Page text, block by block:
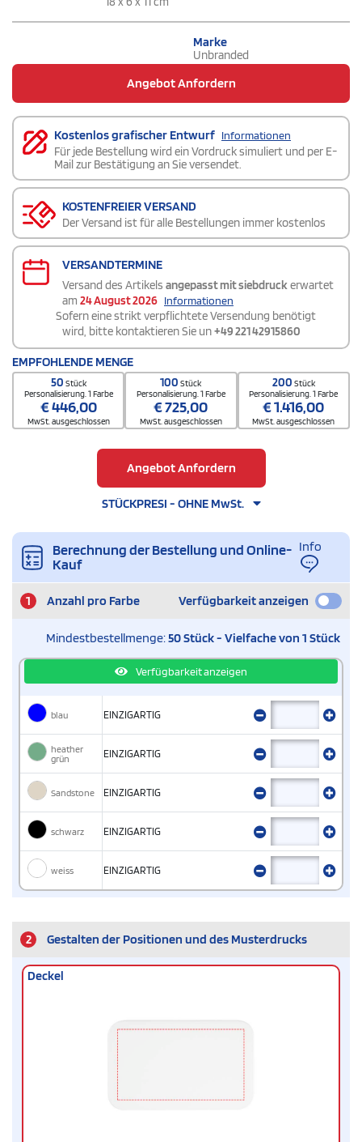
Marke
Unbranded
Angebot Anfordern
Kostenlos grafischer Entwurf Informationen
Für jede Bestellung wird ein Vordruck simuliert und per E-
Mail zur Bestätigung an Sie versendet.
KOSTENFREIER VERSAND
Der Versand ist für alle Bestellungen immer kostenlos
VERSANDTERMINE
Versand des Artikels angepasst mit siebdruckerwartet
am 24 August 2026 Informationen
Sofern eine strikt verpflichtete Versendung benötigt
wird, bitte kontaktieren Sie un+49 221 42915860
EMPFOHLENDE MENGE
50 Stück
Personalisierung. 1 Farbe
€446,00
MwSt. ausgeschlossen
100Stück
Personalisierung. 1 Farbe
€725,00
MwSt. ausgeschlossen
200 Stück
Personalisierung. 1 Farbe
€1.416,00
MwSt. ausgeschlossen
Angebot Anfordern
STÜCKPRESI - OHNE MwSt.
Berechnung der Bestellung und Online-
Kauf
Info
1 Anzahl pro Farbe Verfügbarkeit anzeigen
Mindestbestellmenge:50 Stück - Vielfache von 1 Stück
Verfügbarkeit anzeigen
blau EINZIGARTIG
heather
grün
EINZIGARTIG
Sandstone EINZIGARTIG
schwarz EINZIGARTIG
weiss EINZIGARTIG
2 Gestalten der Positionen und des Musterdrucks
Deckel